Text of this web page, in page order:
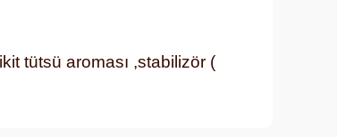
tütsü aroması ,stabilizör (